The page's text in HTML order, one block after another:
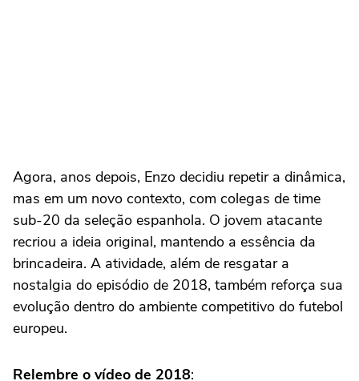
Agora, anos depois, Enzo decidiu repetir a dinâmica,
mas em um novo contexto, com colegas de time
sub-20 da seleção espanhola. O jovem atacante
recriou a ideia original, mantendo a essência da
brincadeira. A atividade, além de resgatar a
nostalgia do episódio de 2018, também reforça sua
evolução dentro do ambiente competitivo do futebol
europeu.
Relembre o vídeo de 2018: